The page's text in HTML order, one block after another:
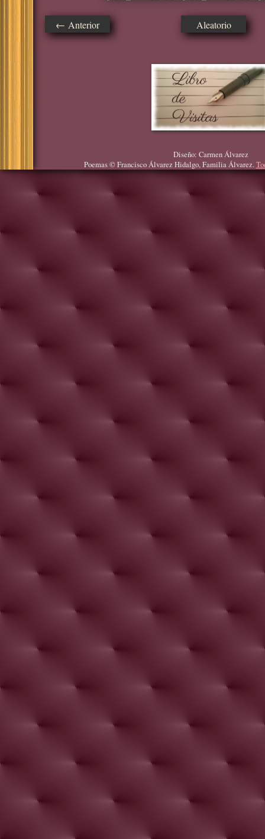
← Anterior Aleatorio
Diseño: Carmen Álvarez
Poemas © Francisco Álvarez Hidalgo, Familia Álvarez.